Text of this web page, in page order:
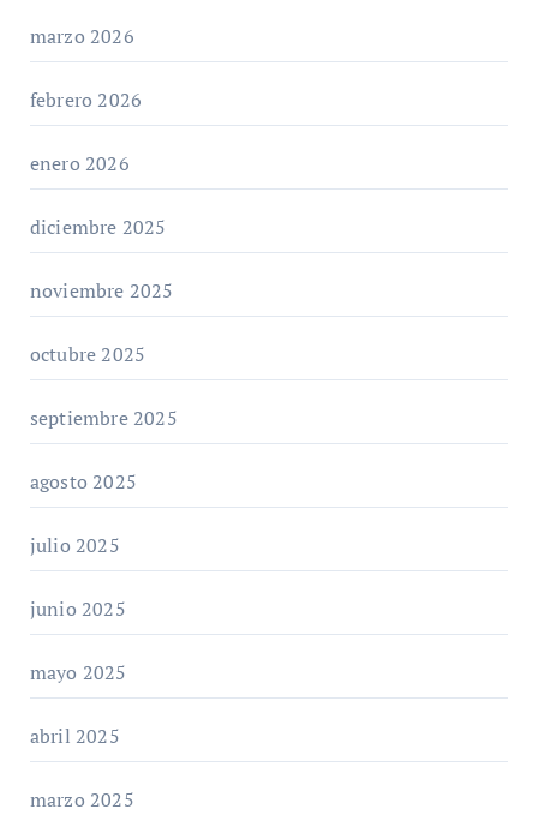
marzo 2026
febrero 2026
enero 2026
diciembre 2025
noviembre 2025
octubre 2025
septiembre 2025
agosto 2025
julio 2025
junio 2025
mayo 2025
abril 2025
marzo 2025